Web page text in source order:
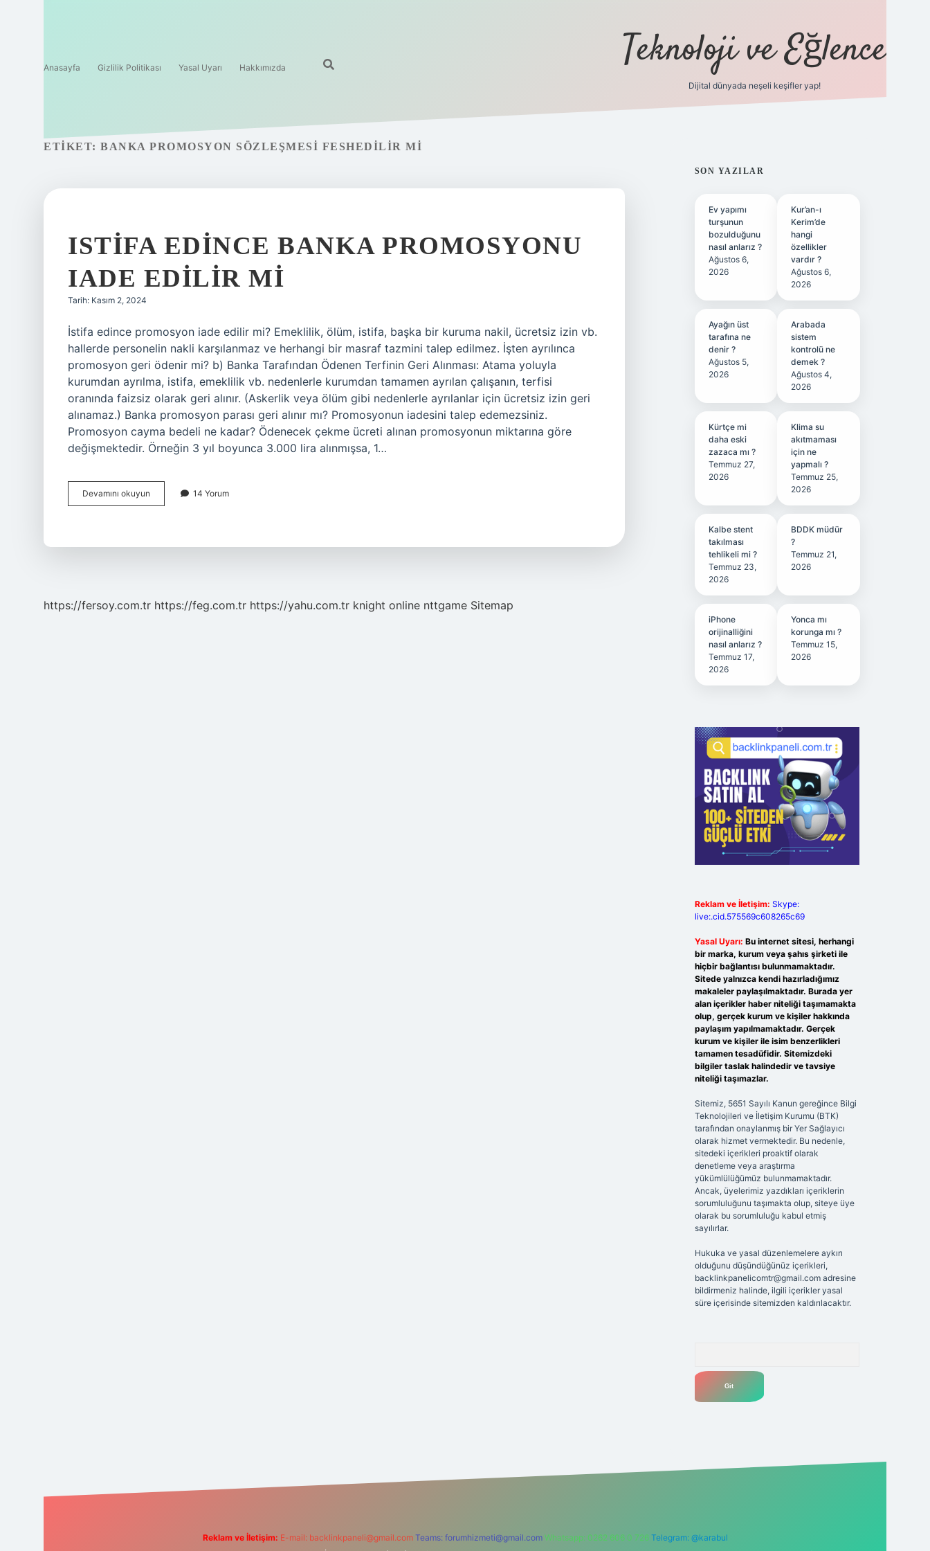
Anasayfa Gizlilik Politikası Yasal Uyarı Hakkımızda Teknoloji ve Eğlence
Dijital dünyada neşeli keşifler yap!
ETIKET: BANKA PROMOSYON SÖZLEŞMESI FESHEDILIR MI
ISTIFA EDINCE BANKA PROMOSYONU
IADE EDILIR MI
Tarih: Kasım 2, 2024
İstifa edince promosyon iade edilir mi? Emeklilik, ölüm, istifa, başka bir kuruma nakil, ücretsiz izin vb.
hallerde personelin nakli karşılanmaz ve herhangi bir masraf tazmini talep edilmez. İşten ayrılınca
promosyon geri ödenir mi? b) Banka Tarafından Ödenen Terfinin Geri Alınması: Atama yoluyla
kurumdan ayrılma, istifa, emeklilik vb. nedenlerle kurumdan tamamen ayrılan çalışanın, terfisi
oranında faizsiz olarak geri alınır. (Askerlik veya ölüm gibi nedenlerle ayrılanlar için ücretsiz izin geri
alınamaz.) Banka promosyon parası geri alınır mı? Promosyonun iadesini talep edemezsiniz.
Promosyon cayma bedeli ne kadar? Ödenecek çekme ücreti alınan promosyonun miktarına göre
değişmektedir. Örneğin 3 yıl boyunca 3.000 lira alınmışsa, 1…
Devamını okuyun
Edince
14 Yorum
https://fersoy.com.tr https://feg.com.tr https://yahu.com.tr knight online nttgame Sitemap
SIDEBAR
SON YAZILAR
Ev yapımı
turşunun
bozulduğunu
nasıl anlarız ?
Ağustos 6,
2026
Kur’an-ı
Kerim’de
hangi
özellikler
vardır ?
Ağustos 6,
2026
Ayağın üst
tarafına ne
denir ?
Ağustos 5,
2026
Arabada
sistem
kontrolü ne
demek ?
Ağustos 4,
2026
Kürtçe mi
daha eski
zazaca mı ?
Temmuz 27,
2026
Klima su
akıtmaması
için ne
yapmalı ?
Temmuz 25,
2026
Kalbe stent
takılması
tehlikeli mi ?
Temmuz 23,
2026
BDDK müdür
?
Temmuz 21,
2026
iPhone
orijinalliğini
nasıl anlarız ?
Temmuz 17,
2026
Yonca mı
korunga mı ?
Temmuz 15,
2026
Reklam ve İletişim: Skype:
live:.cid.575569c608265c69
Yasal Uyarı: Bu internet sitesi, herhangi
bir marka, kurum veya şahıs şirketi ile
hiçbir bağlantısı bulunmamaktadır.
Sitede yalnızca kendi hazırladığımız
makaleler paylaşılmaktadır. Burada yer
alan içerikler haber niteliği taşımamakta
olup, gerçek kurum ve kişiler hakkında
paylaşım yapılmamaktadır. Gerçek
kurum ve kişiler ile isim benzerlikleri
tamamen tesadüfidir. Sitemizdeki
bilgiler taslak halindedir ve tavsiye
niteliği taşımazlar.
Sitemiz, 5651 Sayılı Kanun gereğince Bilgi
Teknolojileri ve İletişim Kurumu (BTK)
tarafından onaylanmış bir Yer Sağlayıcı
olarak hizmet vermektedir. Bu nedenle,
sitedeki içerikleri proaktif olarak
denetleme veya araştırma
yükümlülüğümüz bulunmamaktadır.
Ancak, üyelerimiz yazdıkları içeriklerin
sorumluluğunu taşımakta olup, siteye üye
olarak bu sorumluluğu kabul etmiş
sayılırlar.
Hukuka ve yasal düzenlemelere aykırı
olduğunu düşündüğünüz içerikleri,
backlinkpanelicomtr@gmail.comadresine
bildirmeniz halinde, ilgili içerikler yasal
süre içerisinde sitemizden kaldırılacaktır.
Reklam ve İletişim: E-mail: backlinkpaneli@gmail.com Teams: forumhizmeti@gmail.com Whatsapp: 0262 606 0 726 Telegram: @karabul